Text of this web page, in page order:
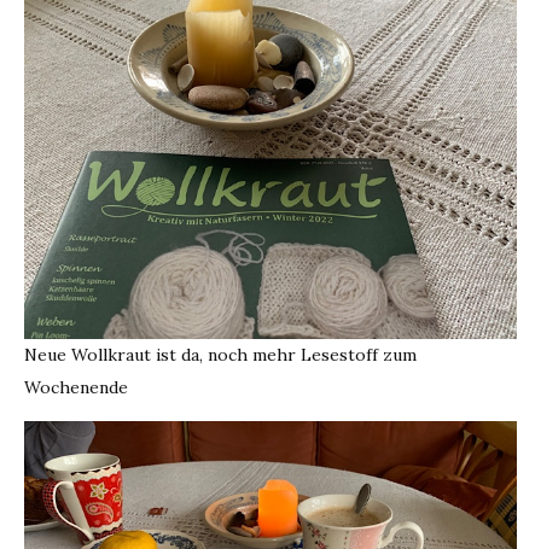
Neue Wollkraut ist da, noch mehr Lesestoff zum
Wochenende